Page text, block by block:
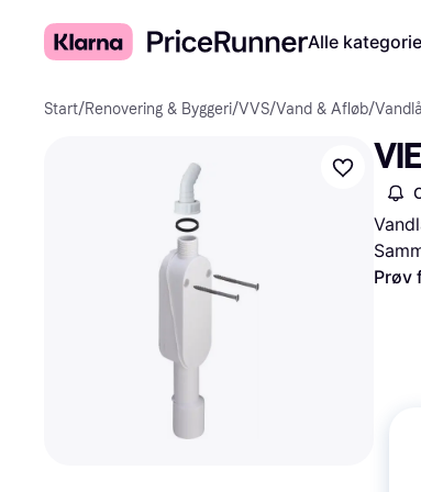
Alle
Start/Renovering & Byggeri/VVS/Vand & Afløb/
Prøv